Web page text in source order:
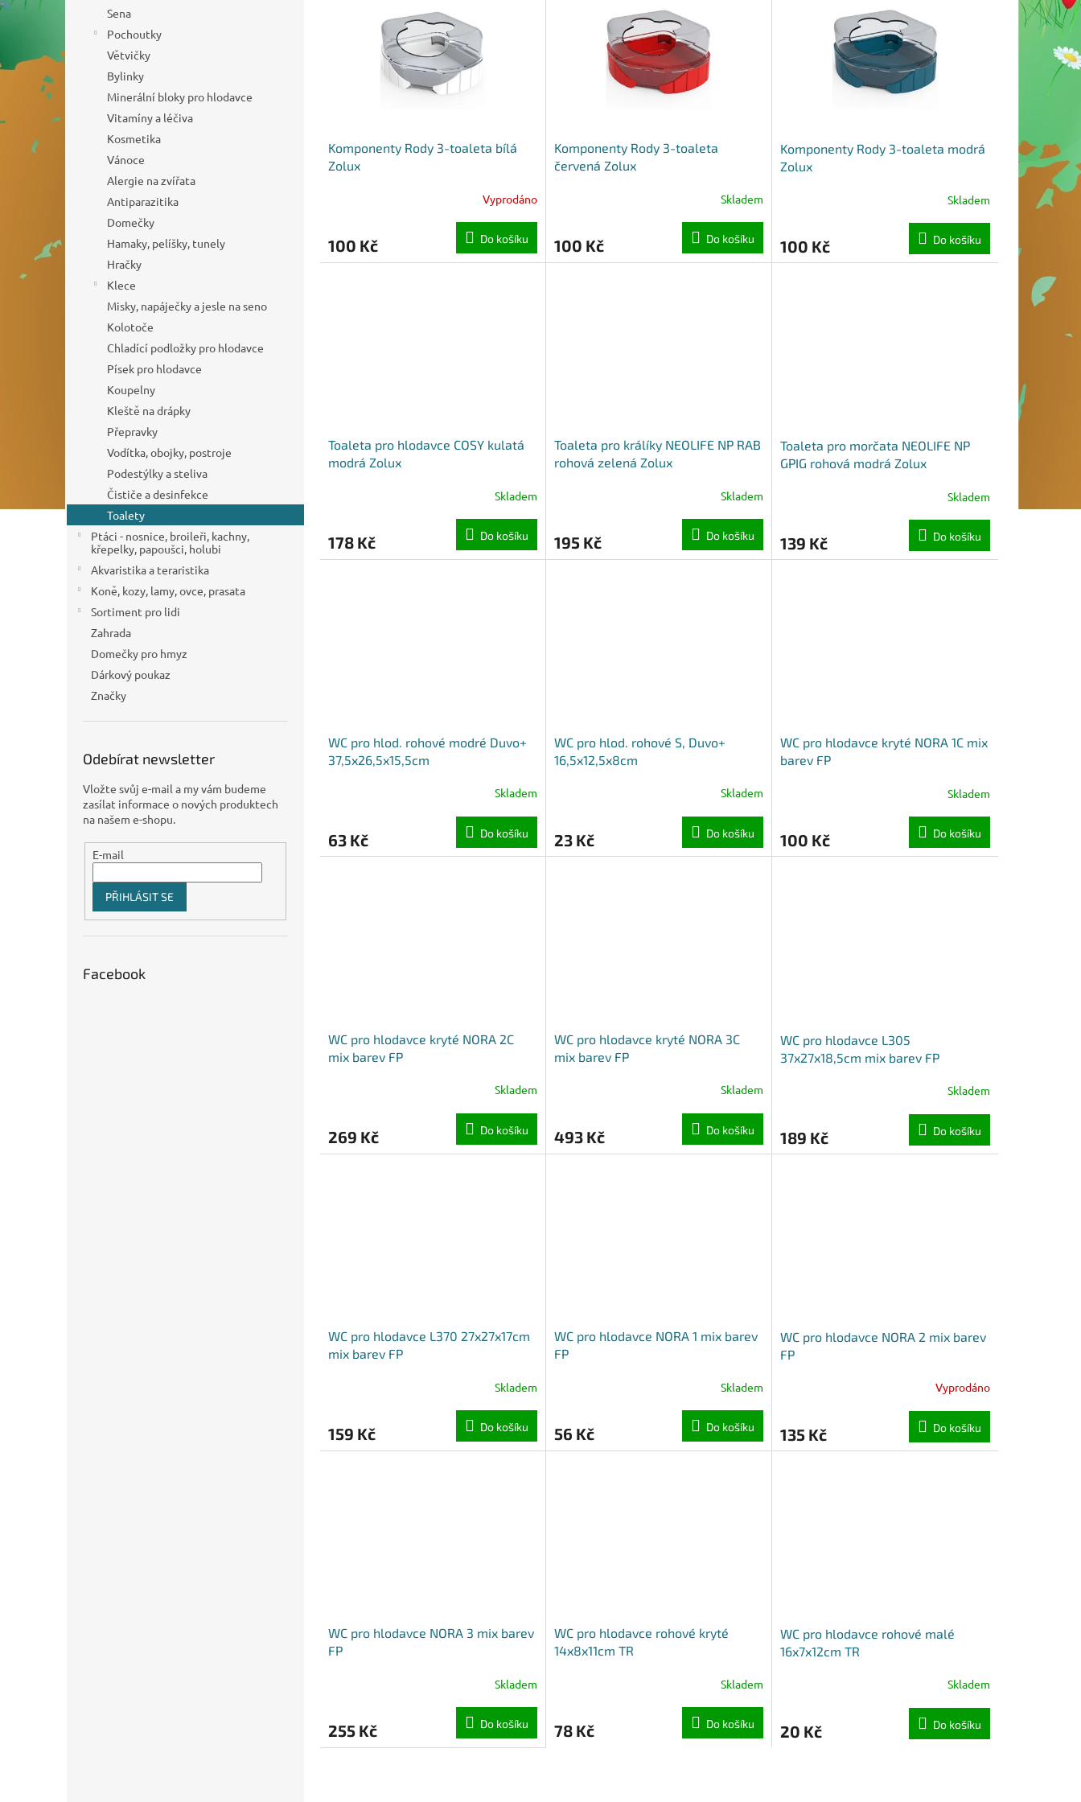
Sena
Pochoutky
Větvičky
Bylinky
Minerální bloky pro hlodavce
Vitamíny a léčiva
Kosmetika
Vánoce
Alergie na zvířata
Antiparazitika
Domečky
Hamaky, pelíšky, tunely
Hračky
Klece
Misky, napáječky a jesle na seno
Kolotoče
Chladící podložky pro hlodavce
Písek pro hlodavce
Koupelny
Kleště na drápky
Přepravky
Vodítka, obojky, postroje
Podestýlky a steliva
Čističe a desinfekce
Toalety
Ptáci - nosnice, broileři, kachny,
křepelky, papoušci, holubi
Akvaristika a teraristika
Koně, kozy, lamy, ovce, prasata
Sortiment pro lidi
Zahrada
Domečky pro hmyz
Dárkový poukaz
Značky
Odebírat newsletter
Vložte svůj e-mail a my vám budeme
zasílat informace o nových produktech
na našem e-shopu.
E-mail
PŘIHLÁSIT SE
Facebook
Komponenty Rody 3-toaleta bílá
Zolux
Vyprodáno
100 Kč Do košíku
Komponenty Rody 3-toaleta
červená Zolux
Skladem
100 Kč Do košíku
Komponenty Rody 3-toaleta modrá
Zolux
Skladem
100 Kč Do košíku
Toaleta pro hlodavce COSY kulatá
modrá Zolux
Skladem
178 Kč Do košíku
Toaleta pro králíky NEOLIFE NP RAB
rohová zelená Zolux
Skladem
195 Kč Do košíku
Toaleta pro morčata NEOLIFE NP
GPIG rohová modrá Zolux
Skladem
139 Kč Do košíku
WC pro hlod. rohové modré Duvo+
37,5x26,5x15,5cm
Skladem
63 Kč Do košíku
WC pro hlod. rohové S, Duvo+
16,5x12,5x8cm
Skladem
23 Kč Do košíku
WC pro hlodavce kryté NORA 1C mix
barev FP
Skladem
100 Kč Do košíku
WC pro hlodavce kryté NORA 2C
mix barev FP
Skladem
269 Kč Do košíku
WC pro hlodavce kryté NORA 3C
mix barev FP
Skladem
493 Kč Do košíku
WC pro hlodavce L305
37x27x18,5cm mix barev FP
Skladem
189 Kč Do košíku
WC pro hlodavce L370 27x27x17cm
mix barev FP
Skladem
159 Kč Do košíku
WC pro hlodavce NORA 1 mix barev
FP
Skladem
56 Kč Do košíku
WC pro hlodavce NORA 2 mix barev
FP
Vyprodáno
135 Kč Do košíku
WC pro hlodavce NORA 3 mix barev
FP
Skladem
255 Kč Do košíku
WC pro hlodavce rohové kryté
14x8x11cm TR
Skladem
78 Kč Do košíku
WC pro hlodavce rohové malé
16x7x12cm TR
Skladem
20 Kč Do košíku